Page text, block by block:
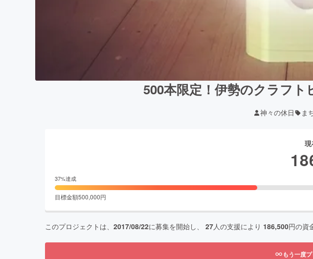
500本限定！伊勢のクラフト
神々の休日 ま
37%達成
目標金額500,000円
このプロジェクトは、 2017/08/22に募集を開始し、 27人の支援により 186,500円の資
もう一度